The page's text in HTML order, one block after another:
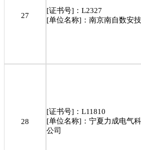
27
[证书号]：L2327
[单位名称]：南京南自数安
28
[证书号]：L11810
[单位名称]：宁夏力成电气
公司